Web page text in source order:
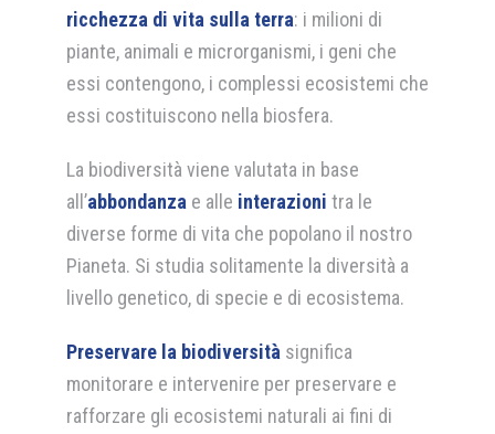
ricchezza di vita sulla terra: i milioni di
piante, animali e microrganismi, i geni che
essi contengono, i complessi ecosistemi che
essi costituiscono nella biosfera.
La biodiversità viene valutata in base
all’abbondanza e alle interazioni tra le
diverse forme di vita che popolano il nostro
Pianeta. Si studia solitamente la diversità a
livello genetico, di specie e di ecosistema.
Preservare la biodiversità significa
monitorare e intervenire per preservare e
rafforzare gli ecosistemi naturali ai fini di